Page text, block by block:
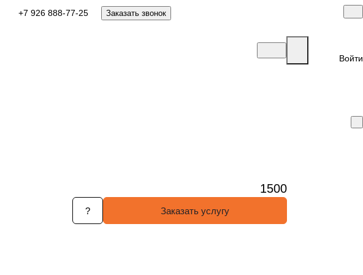
+7 926 888-77-25 Заказать звонок
Войти
1500
? Заказать услугу